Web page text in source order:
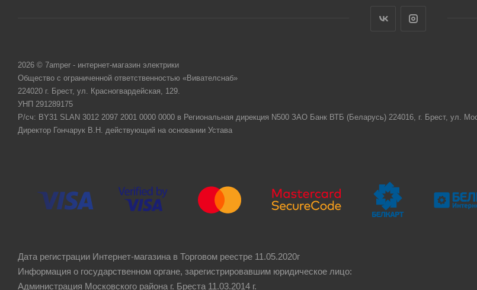
2026 © 7amper - интернет-магазин электрики
Общество с ограниченной ответственностью «Вивателснаб»
224020 г. Брест, ул. Красногвардейская, 129.
УНП 291289175
Р/сч: BY31 SLAN 3012 2097 2001 0000 0000 в Региональная дирекция N500 ЗАО Банк ВТБ (Беларусь) 224016, г. Брест, ул.
Директор Гончарук В.Н. действующий на основании Устава
Дата регистрации Интернет-магазина в Торговом реестре 11.05.2020г
Информация о государственном органе, зарегистрировавшим юридическое лицо:
Администрация Московского района г. Бреста 11.03.2014 г.